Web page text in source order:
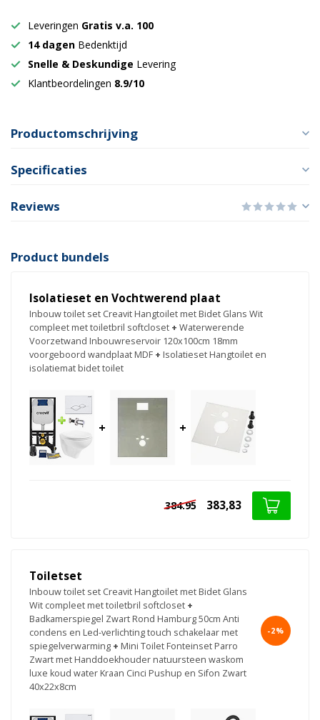
Leveringen Gratis v.a. 100
14 dagen Bedenktijd
Snelle & Deskundige Levering
Klantbeordelingen 8.9/10
Productomschrijving
Specificaties
Reviews
Product bundels
Isolatieset en Vochtwerend plaat
Inbouw toilet set Creavit Hangtoilet met Bidet Glans Wit
compleet met toiletbril softcloset + Waterwerende
Voorzetwand Inbouwreservoir 120x100cm 18mm
voorgeboord wandplaat MDF + Isolatieset Hangtoilet en
isolatiemat bidet toilet
+ +
384.95 383,83
Toiletset
Inbouw toilet set Creavit Hangtoilet met Bidet Glans
Wit compleet met toiletbril softcloset +
Badkamerspiegel Zwart Rond Hamburg 50cm Anti
condens en Led-verlichting touch schakelaar met
spiegelverwarming + Mini Toilet Fonteinset Parro
Zwart met Handdoekhouder natuursteen waskom
luxe koud water Kraan Cinci Pushup en Sifon Zwart
40x22x8cm
-2%